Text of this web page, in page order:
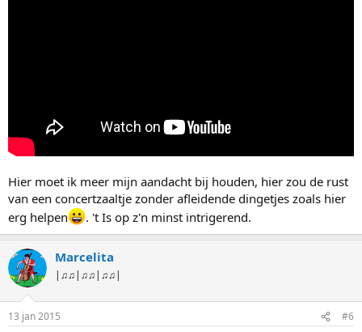
Hier moet ik meer mijn aandacht bij houden, hier zou de rust
van een concertzaaltje zonder afleidende dingetjes zoals hier
erg helpen
. 't Is op z'n minst intrigerend.
Marcelita
|♫♫|♫♫|♫♫|
13 jan 2015 #6